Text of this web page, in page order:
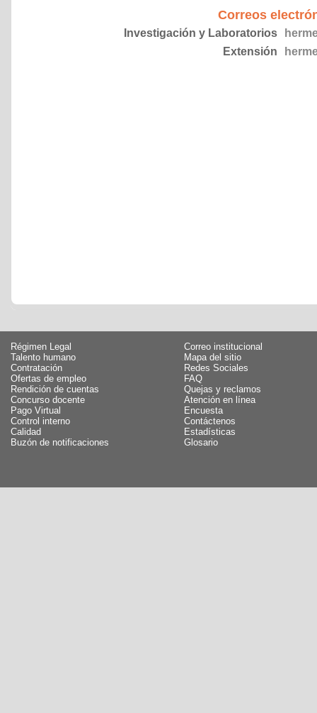
Correos
Investigación y Laboratorios
Extensión
Régimen Legal
Talento humano
Contratación
Ofertas de empleo
Rendición de cuentas
Concurso docente
Pago Virtual
Control interno
Calidad
Buzón de notificaciones
Correo institucional
Mapa del sitio
Redes Sociales
FAQ
Quejas y reclamos
Atención en línea
Encuesta
Contáctenos
Estadísticas
Glosario